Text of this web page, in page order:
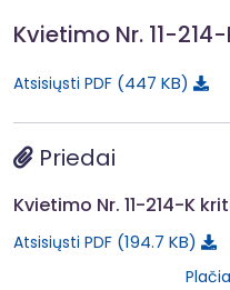
Kvietimo Nr. 11-
Atsisiųsti PDF 447 KB
Priedai
Kvietimo Nr. 11-214-K
Atsisiųsti PDF 194.7 KB